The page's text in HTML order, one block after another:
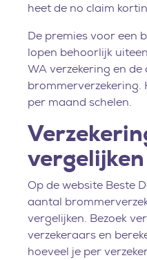
heet de no claim
De premies voor een
lopen behoorlijk
WA verzekering en de
brommerverzekering.
per maand schelen.
vergelijken
Op de website Beste
aantal
vergelijken. Bezoek
verzekeraars en
hoeveel je per